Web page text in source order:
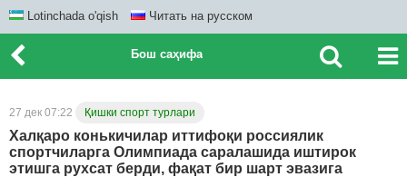
Lotinchada o'qish Читать на русском
Бош саҳифа
27 дек 07:22 Қишки спорт турлари
Халқаро конькичилар иттифоқи россиялик
спортчиларга Олимпиада саралашида иштирок
этишга рухсат берди, фақат бир шарт эвазига